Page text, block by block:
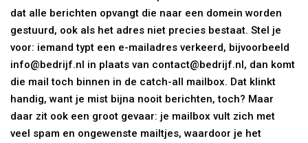
dat alle berichten opvangt die naar een domein worden
gestuurd, ook als het adres niet precies bestaat. Stel je
voor: iemand typt een e-mailadres verkeerd, bijvoorbeeld
info@bedrijf.nl in plaats van contact@bedrijf.nl, dan komt
die mail toch binnen in de catch-all mailbox. Dat klinkt
handig, want je mist bijna nooit berichten, toch? Maar
daar zit ook een groot gevaar: je mailbox vult zich met
veel spam en ongewenste mailtjes, waardoor je het